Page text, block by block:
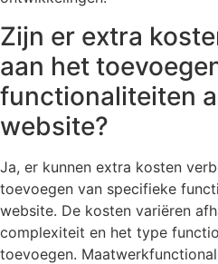
Zijn er extra
aan het
functionaliteiten
website?
Ja, er kunnen extra kosten
toevoegen van specifieke
website. De kosten variëren
complexiteit en het type
toevoegen.